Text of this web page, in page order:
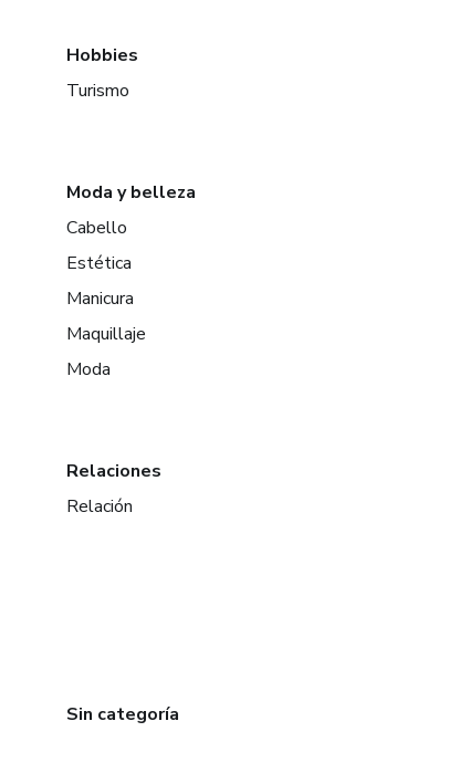
Hobbies
Turismo
Moda y belleza
Cabello
Estética
Manicura
Maquillaje
Moda
Relaciones
Relación
Sin categoría